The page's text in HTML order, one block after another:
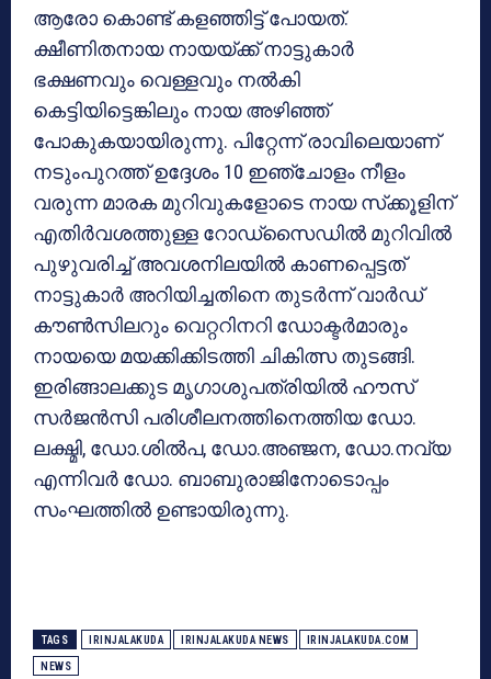
ആരോ കൊണ്ട് കളഞ്ഞിട്ട് പോയത്.
ക്ഷീണിതനായ നായയ്ക്ക് നാട്ടുകാര്‍
ഭക്ഷണവും വെള്ളവും നല്‍കി
കെട്ടിയിട്ടെങ്കിലും നായ അഴിഞ്ഞ്
പോകുകയായിരുന്നു. പിറ്റേന്ന് രാവിലെയാണ്
നടുംപുറത്ത് ഉദ്ദേശം 10 ഇഞ്ചോളം നീളം
വരുന്ന മാരക മുറിവുകളോടെ നായ സ്‌ക്കൂളിന്
എതിര്‍വശത്തുള്ള റോഡ്‌സൈഡില്‍ മുറിവില്‍
പുഴുവരിച്ച് അവശനിലയില്‍ കാണപ്പെട്ടത്
നാട്ടുകാര്‍ അറിയിച്ചതിനെ തുടര്‍ന്ന് വാര്‍ഡ്
കൗണ്‍സിലറും വെറ്ററിനറി ഡോക്ടര്‍മാരും
നായയെ മയക്കിക്കിടത്തി ചികിത്സ തുടങ്ങി.
ഇരിങ്ങാലക്കുട മൃഗാശുപത്രിയില്‍ ഹൗസ്
സര്‍ജന്‍സി പരിശീലനത്തിനെത്തിയ ഡോ.
ലക്ഷ്മി, ഡോ.ശില്‍പ, ഡോ.അഞ്ജന, ഡോ.നവ്യ
എന്നിവര്‍ ഡോ. ബാബുരാജിനോടൊപ്പം
സംഘത്തില്‍ ഉണ്ടായിരുന്നു.
TAGS IRINJALAKUDA IRINJALAKUDA NEWS IRINJALAKUDA.COM
NEWS